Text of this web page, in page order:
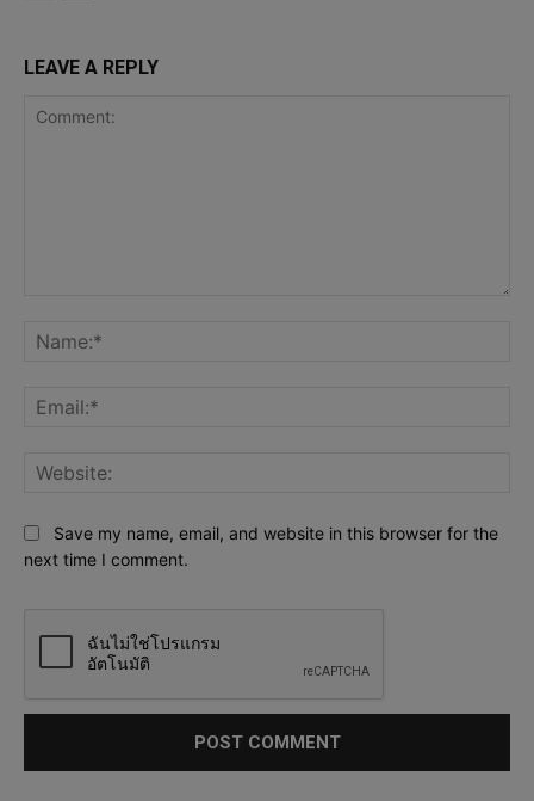
LEAVE A REPLY
Save my name, email, and website in this browser for the
next time I comment.